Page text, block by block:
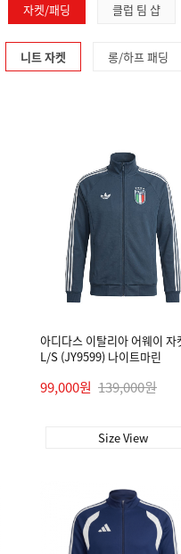
자켓/패딩 클럽 팀 샵
니트 자켓 롱/하프 패딩
아디다스 이탈리아 어웨이 자
L/S (JY9599) 나이트마린
99,000원 139,000원
Size View